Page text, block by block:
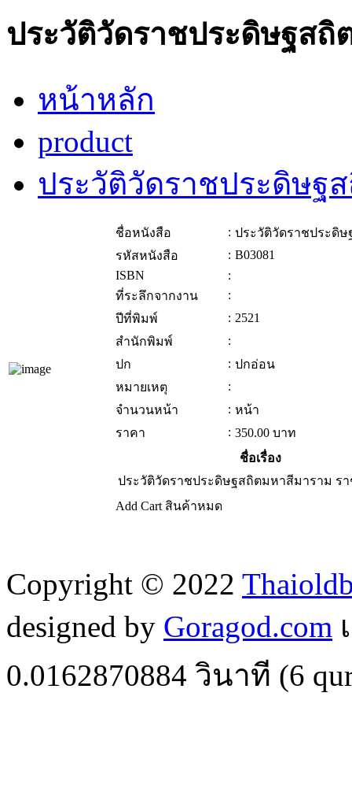
ประวัติวัดราชประดิษฐสถิ
หน้าหลัก
product
ประวัติวัดราชประดิษฐ
ชื่อหนังสือ : ประวัติวัดราชประดิ
รหัสหนังสือ
: B03081
ISBN
:
ที่ระลึกจากงาน
:
ปีที่พิมพ์
: 2521
สำนักพิมพ์
:
ปก
: ปกอ่อน
หมายเหตุ
:
จำนวนหน้า
: หน้า
ราคา
: 350.00 บาท
ชื่อเรื่อง
ประวัติวัดราชประดิษฐสถิตมหาสีมาราม ร
Add Cart สินค้าหมด
Copyright © 2022
designed by Goragod.com
0.0162870884 วินาที (6